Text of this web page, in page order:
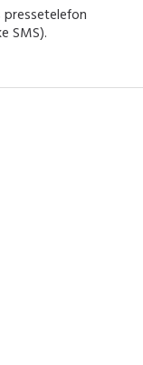
pressetelefon
SMS).